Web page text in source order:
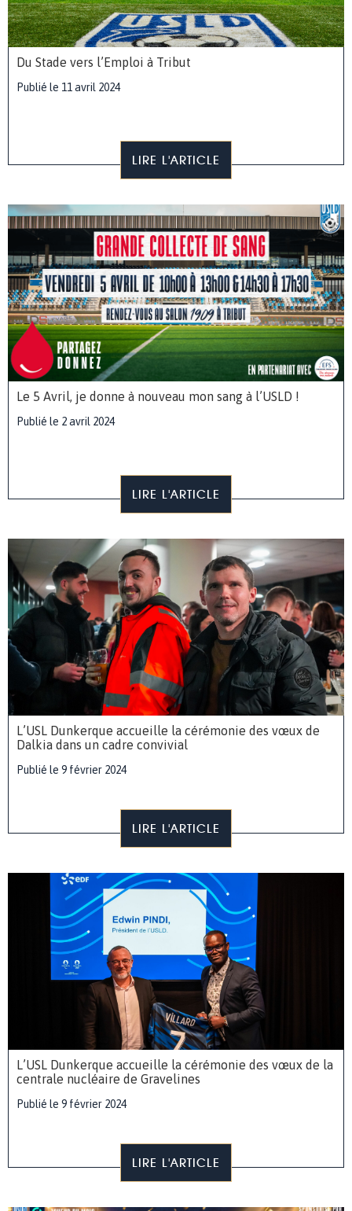
Du Stade vers l’Emploi à Tribut
Publié le 11 avril 2024
LIRE L'ARTICLE
Le 5 Avril, je donne à nouveau mon sang à l’USLD !
Publié le 2 avril 2024
LIRE L'ARTICLE
L’USL Dunkerque accueille la cérémonie des vœux de
Dalkia dans un cadre convivial
Publié le 9 février 2024
LIRE L'ARTICLE
L’USL Dunkerque accueille la cérémonie des vœux de la
centrale nucléaire de Gravelines
Publié le 9 février 2024
LIRE L'ARTICLE